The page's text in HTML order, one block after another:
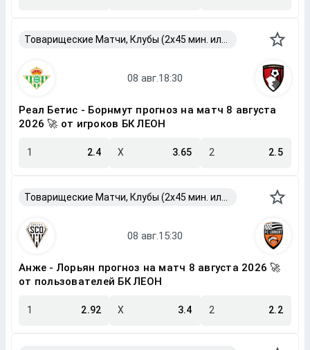
Реал Бетис - Борнмут прогноз на матч 8 августа
2026 🚀 от игроков БК ЛЕОН
1 2.4 X 3.65 2 2.5
Анже - Лорьян прогноз на матч 8 августа 2026 🚀
от пользователей БК ЛЕОН
1 2.92 X 3.4 2 2.2